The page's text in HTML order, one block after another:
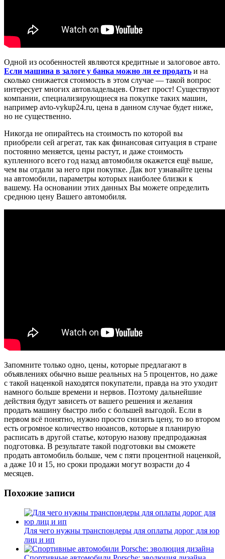
Одной из особенностей являются кредитные и залоговое авто.
Если машина в залоге у банка можно ли ее продать и на
сколько снижается стоимость в этом случае — такой вопрос
интересует многих автовладельцев. Ответ прост! Существуют
компании, специализирующиеся на покупке таких машин,
например avto-vykup24.ru, цена в данном случае будет ниже,
но не существенно.
Никогда не опирайтесь на стоимость по которой вы
приобрели сей агрегат, так как финансовая ситуация в стране
постоянно меняется, цены растут, и даже стоимость
купленного всего год назад автомобиля окажется ещё выше,
чем вы отдали за него при покупке. Дак вот узнавайте цены
на автомобили, параметры которых наиболее близки к
вашему. На основании этих данных Вы можете определить
среднюю цену Вашего автомобиля.
Запомните только одно, цены, которые предлагают в
объявлениях обычно выше реальных на 5 процентов, но даже
с такой наценкой находятся покупатели, правда на это уходит
намного больше времени и нервов. Поэтому дальнейшие
действия будут зависеть от вашего решения и желания
продать машину быстро либо с большей выгодой. Если в
первом всё понятно, нужно просто снизить цену, то во втором
есть огромное количество нюансов, которые я планирую
расписать в другой статье, которую назову предпродажная
подготовка. В результате такой подготовки вы сможете
продать автомобиль больше, чем с пяти процентной наценкой,
а даже 10 и 15, но сроки продажи могут возрасти до 4
месяцев.
Похожие записи
Для чего нужны транспондеры для оплаты дорог для юр
лиц и ип